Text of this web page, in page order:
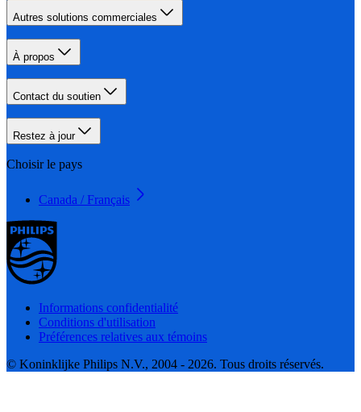
Autres solutions commerciales
À propos
Contact du soutien
Restez à jour
Choisir le pays
Canada / Français
Informations confidentialité
Conditions d'utilisation
Préférences relatives aux témoins
© Koninklijke Philips N.V., 2004 - 2026. Tous droits réservés.